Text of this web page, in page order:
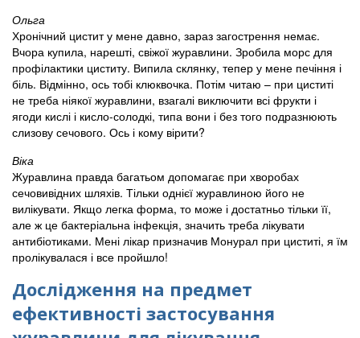
Ольга
Хронічний цистит у мене давно, зараз загострення немає.
Вчора купила, нарешті, свіжої журавлини. Зробила морс для
профілактики циститу. Випила склянку, тепер у мене печіння і
біль. Відмінно, ось тобі клюквочка. Потім читаю – при циститі
не треба ніякої журавлини, взагалі виключити всі фрукти і
ягоди кислі і кисло-солодкі, типа вони і без того подразнюють
слизову сечового. Ось і кому вірити?
Віка
Журавлина правда багатьом допомагає при хворобах
сечовивідних шляхів. Тільки однієї журавлиною його не
вилікувати. Якщо легка форма, то може і достатньо тільки її,
але ж це бактеріальна інфекція, значить треба лікувати
антибіотиками. Мені лікар призначив Монурал при циститі, я їм
пролікувалася і все пройшло!
Дослідження на предмет
ефективності застосування